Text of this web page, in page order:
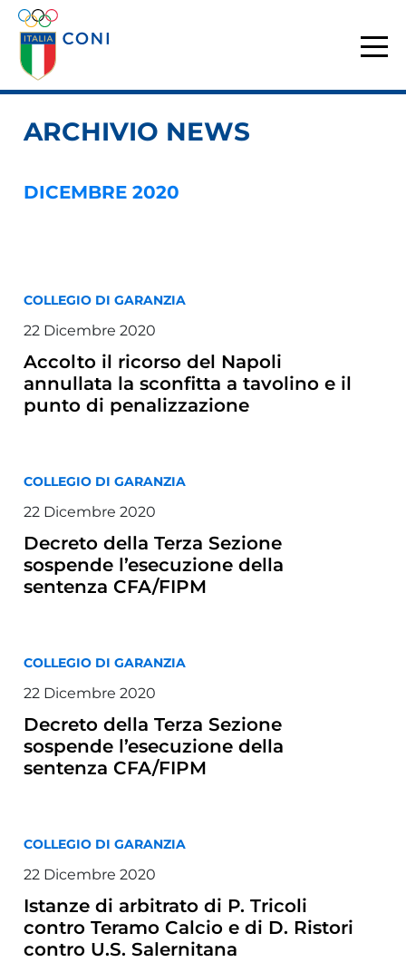
ARCHIVIO NEWS
DICEMBRE 2020
COLLEGIO DI GARANZIA
22 Dicembre 2020
Accolto il ricorso del Napoli
annullata la sconfitta a tavolino e il
punto di penalizzazione
COLLEGIO DI GARANZIA
22 Dicembre 2020
Decreto della Terza Sezione
sospende l’esecuzione della
sentenza CFA/FIPM
COLLEGIO DI GARANZIA
22 Dicembre 2020
Decreto della Terza Sezione
sospende l’esecuzione della
sentenza CFA/FIPM
COLLEGIO DI GARANZIA
22 Dicembre 2020
Istanze di arbitrato di P. Tricoli
contro Teramo Calcio e di D. Ristori
contro U.S. Salernitana